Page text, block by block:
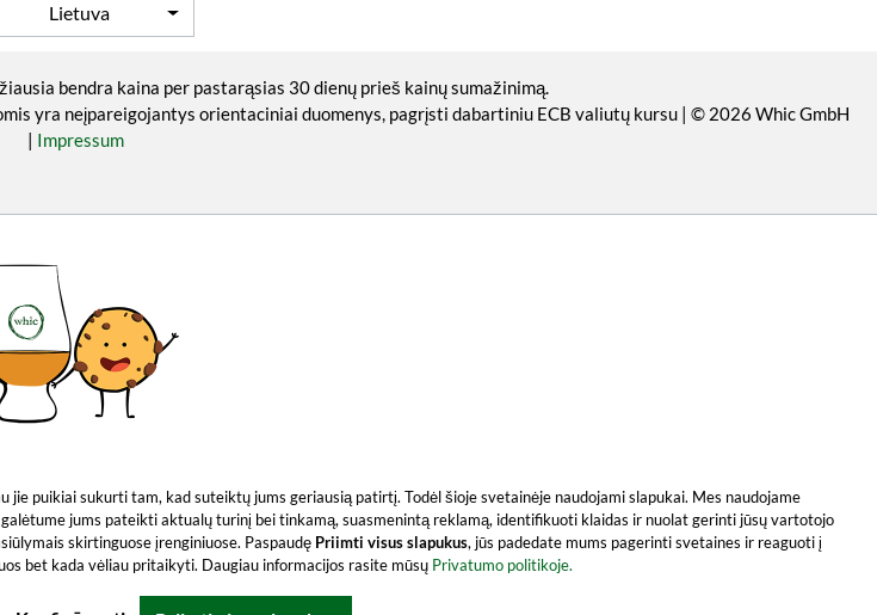
Lietuva
bendra kaina per pastarąsias 30 dienų prieš kainų sumažinimą.
yra neįpareigojantys orientaciniai duomenys, pagrįsti dabartiniu ECB valiutų kursu | © 2026 Whic GmbH
| Impressum
puikiai sukurti tam, kad suteiktų jums geriausią patirtį. Todėl šioje svetainėje naudojami slapukai. Mes naudojame
jums pateikti aktualų turinį bei tinkamą, suasmenintą reklamą, identifikuoti klaidas ir nuolat gerinti jūsų vartotojo
skirtinguose įrenginiuose. Paspaudę Priimti visus slapukus, jūs padedate mums pagerinti svetaines ir reaguoti į
bet kada vėliau pritaikyti. Daugiau informacijos rasite mūsų Privatumo politikoje.